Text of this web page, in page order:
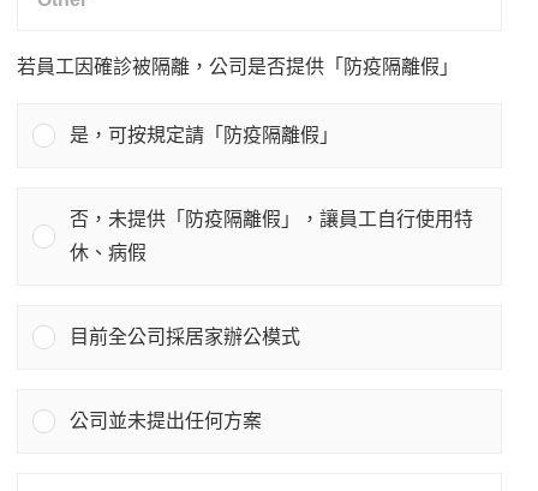
若員工因確診被隔離，公司是否提供「防疫隔離假」
是，可按規定請「防疫隔離假」
否，未提供「防疫隔離假」，讓員工自行使用特
休、病假
目前全公司採居家辦公模式
公司並未提出任何方案